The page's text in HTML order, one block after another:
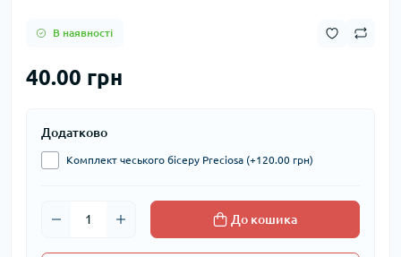
В наявності
40.00 грн
Додатково
Комплект чеського бісеру Preciosa (+120.00 грн)
До кошика